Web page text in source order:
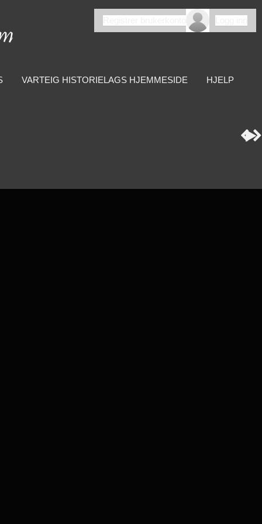
VARTEIG HISTORIELAGS HJEMMESIDE HJELP
